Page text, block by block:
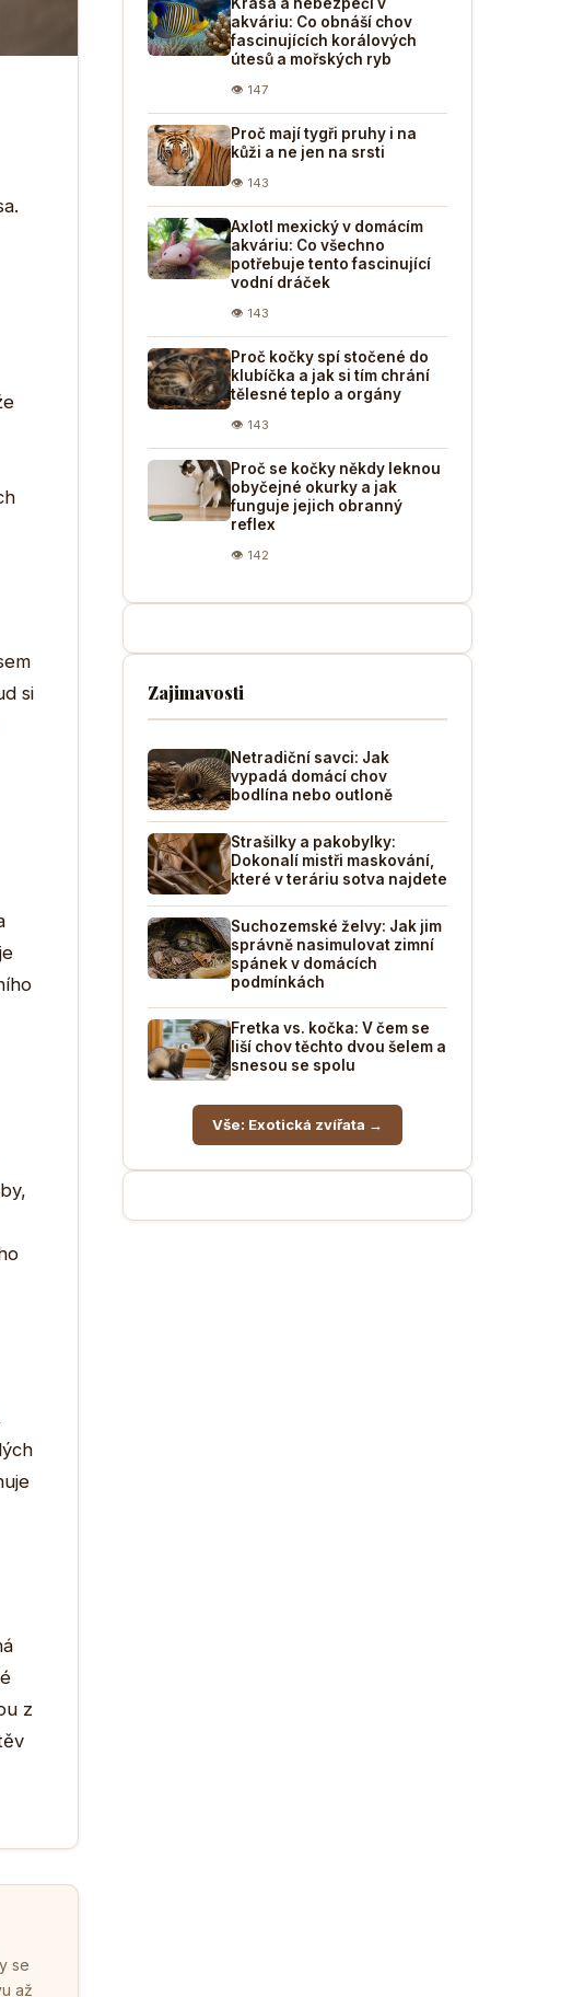
si
z
se
až
akváriu: Co obnáší chov
fascinujících korálových
útesů a mořských ryb
👁 147
Proč mají tygři pruhy i na
kůži a ne jen na srsti
👁 143
Axlotl mexický v domácím
akváriu: Co všechno
potřebuje tento fascinující
vodní dráček
👁 143
Proč kočky spí stočené do
klubíčka a jak si tím chrání
tělesné teplo a orgány
👁 143
Proč se kočky někdy leknou
obyčejné okurky a jak
funguje jejich obranný
reflex
👁 142
Zajimavosti
Netradiční savci: Jak
vypadá domácí chov
bodlína nebo outloně
Strašilky a pakobylky:
Dokonalí mistři maskování,
které v teráriu sotva najdete
Suchozemské želvy: Jak jim
správně nasimulovat zimní
spánek v domácích
podmínkách
Fretka vs. kočka: V čem se
liší chov těchto dvou šelem a
snesou se spolu
Vše: Exotická zvířata →